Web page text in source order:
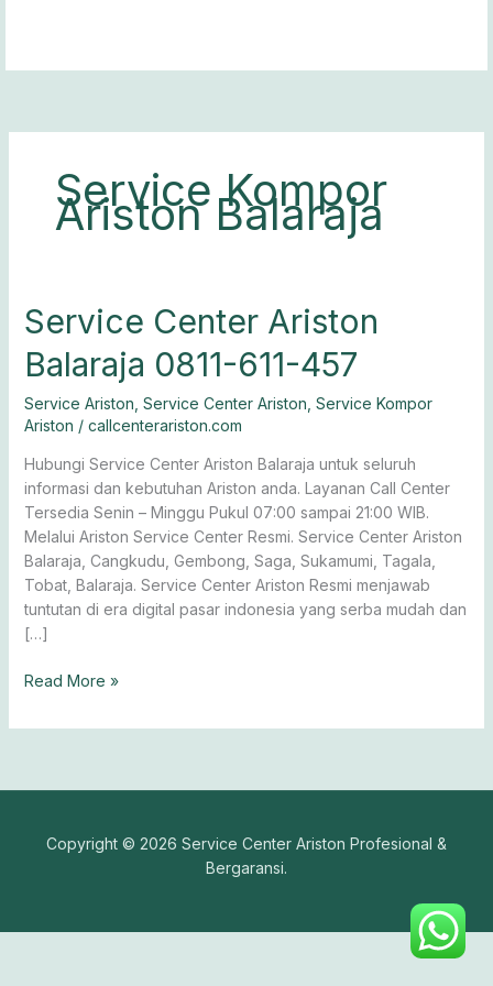
Service Kompor
Ariston Balaraja
Service Center Ariston
Balaraja 0811-611-457
Service Ariston Service Center Ariston Service Kompor
Ariston / callcenterariston.com
Hubungi Service Center Ariston Balaraja untuk seluruh
informasi dan kebutuhan Ariston anda. Layanan Call Center
Tersedia Senin – Minggu Pukul 07:00 sampai 21:00 WIB.
Melalui Ariston Service Center Resmi. Service Center Ariston
Balaraja, Cangkudu, Gembong, Saga, Sukamumi, Tagala,
Tobat, Balaraja. Service Center Ariston Resmi menjawab
tuntutan di era digital pasar indonesia yang serba mudah dan
[…]
Service
Center
Ariston
0811-
611-
457
Read More »
Copyright © 2026 Service Center Ariston Profesional &
Bergaransi.